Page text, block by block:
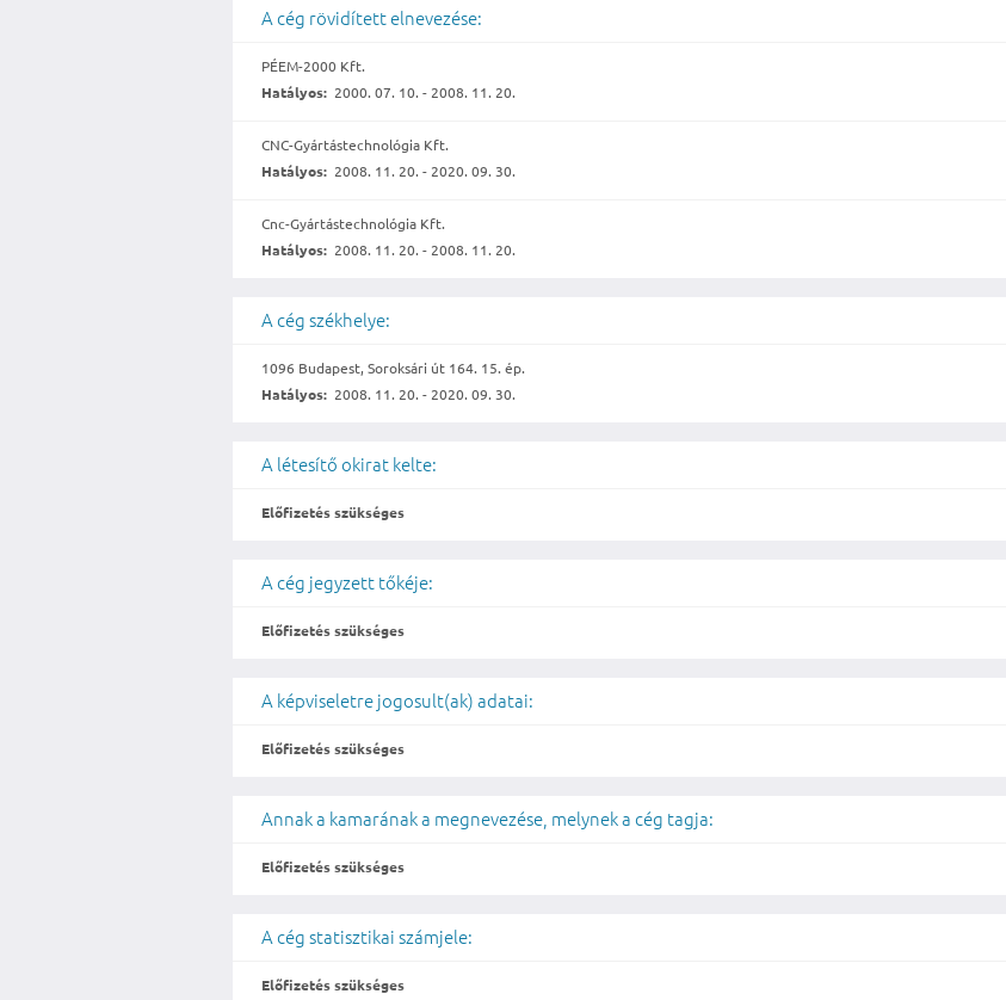
A cég rövidített elnevezése:
PÉEM-2000 Kft.
Hatályos: 2000. 07. 10. - 2008. 11. 20.
CNC-Gyártástechnológia Kft.
Hatályos: 2008. 11. 20. - 2020. 09. 30.
Cnc-Gyártástechnológia Kft.
Hatályos: 2008. 11. 20. - 2008. 11. 20.
A cég székhelye:
1096 Budapest, Soroksári út 164. 15. ép.
Hatályos: 2008. 11. 20. - 2020. 09. 30.
A létesítő okirat kelte:
Előfizetés szükséges
A cég jegyzett tőkéje:
Előfizetés szükséges
A képviseletre jogosult(ak) adatai:
Előfizetés szükséges
Annak a kamarának a megnevezése, melynek a cég tagja:
Előfizetés szükséges
A cég statisztikai számjele:
Előfizetés szükséges